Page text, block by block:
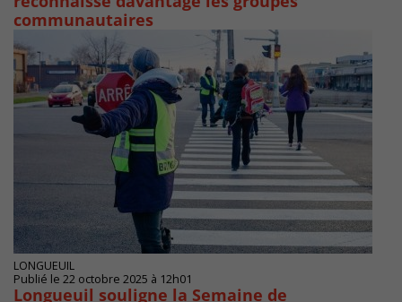
communautaires
LONGUEUIL
Publié le 22 octobre 2025 à 12h01
Longueuil souligne la Semaine de